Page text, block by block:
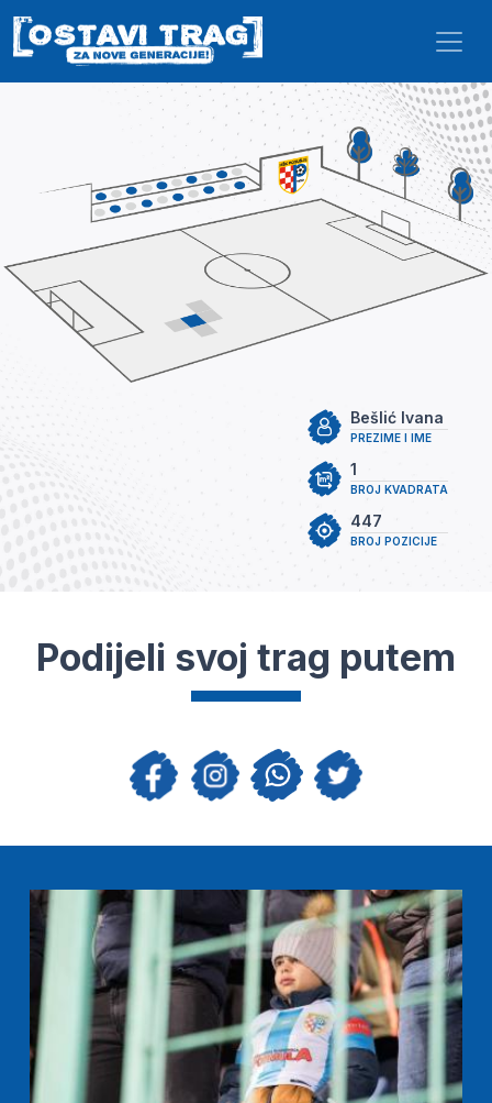
Skip to main content
PREZIME I IME
Bešlić Ivana
BROJ KVADRATA
1
BROJ POZICIJE
447
Podijeli svoj trag putem